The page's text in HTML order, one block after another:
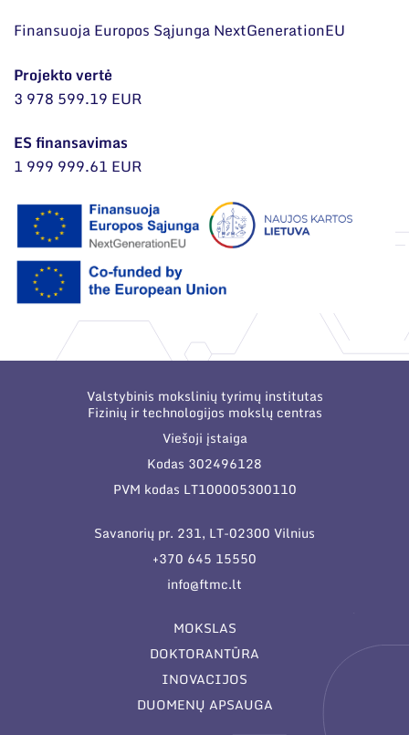
Finansuoja Europos Sąjunga NextGenerationEU
Projekto vertė
3 978 599.19 EUR
ES finansavimas
1 999 999.61 EUR
Valstybinis mokslinių tyrimų institutas
Fizinių ir technologijos mokslų centras
Viešoji įstaiga
Kodas 302496128
PVM kodas LT100005300110
Savanorių pr. 231, LT-02300 Vilnius
+370 645 15550
info@ftmc.lt
MOKSLAS
DOKTORANTŪRA
INOVACIJOS
DUOMENŲ APSAUGA